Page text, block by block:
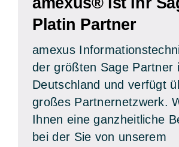
Platin Partner
amexus
der größten Sage Partner
Deutschland und verfügt
großes Partnernetzwerk.
Ihnen eine ganzheitliche
bei der Sie von unserem